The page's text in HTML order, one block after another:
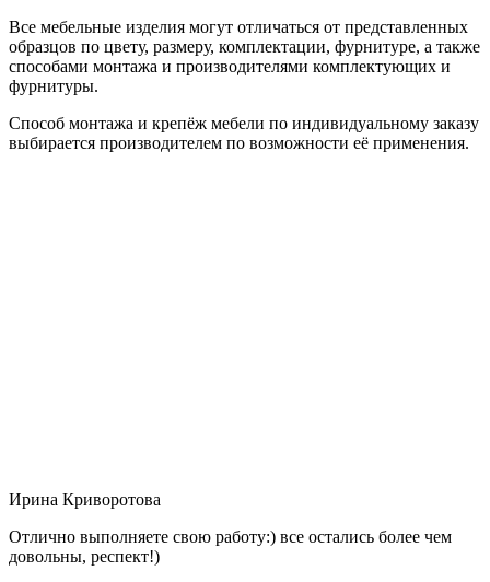
Все мебельные изделия могут отличаться от представленных
образцов по цвету, размеру, комплектации, фурнитуре, а также
способами монтажа и производителями комплектующих и
фурнитуры.
Способ монтажа и крепёж мебели по индивидуальному заказу
выбирается производителем по возможности её применения.
Ирина Криворотова
Отлично выполняете свою работу:) все остались более чем
довольны, респект!)